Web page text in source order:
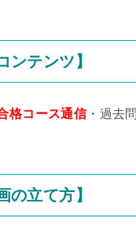
ンテンツ】
格コース通信・過去
の立て方】